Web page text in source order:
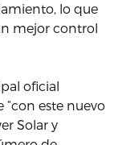
lo que
mejor control
oficial
“con este nuevo
Solar y